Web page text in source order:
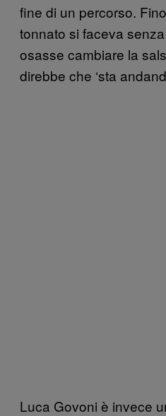
fine di un percorso.
tonnato si faceva
osasse cambiare la
direbbe che ‘sta
Luca Govoni è invece